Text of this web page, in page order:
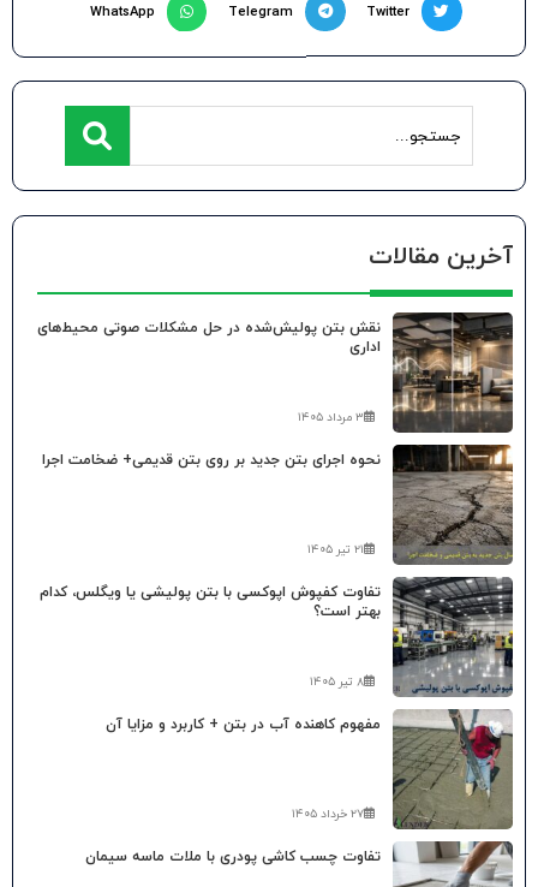
Twitter
Telegram
WhatsApp
آخرین مقالات
نقش بتن پولیش‌شده در حل مشکلات صوتی محیط‌های
اداری
۳ مرداد ۱۴۰۵
نحوه اجرای بتن جدید بر روی بتن قدیمی+ ضخامت اجرا
۲۱ تیر ۱۴۰۵
تفاوت کفپوش اپوکسی با بتن پولیشی یا ویگلس، کدام
بهتر است؟
۸ تیر ۱۴۰۵
مفهوم کاهنده آب در بتن + کاربرد و مزایا آن
۲۷ خرداد ۱۴۰۵
تفاوت چسب کاشی پودری با ملات ماسه سیمان